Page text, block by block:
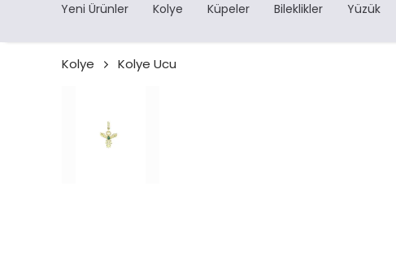
Yeni Ürünler Kolye Küpeler Bileklikler Yüzük
Kolye Kolye Ucu